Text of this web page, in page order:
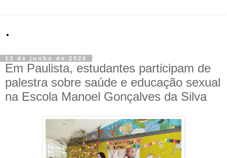
.
13 de junho de 2025
Em Paulista, estudantes participam de
palestra sobre saúde e educação sexual
na Escola Manoel Gonçalves da Silva